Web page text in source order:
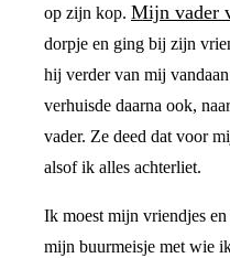
op zijn kop. Mijn vader
dorpje en ging bij zijn
hij verder van mij
verhuisde daarna ook,
vader. Ze deed dat voor
alsof ik alles achterliet.
Ik moest mijn vriendjes
mijn buurmeisje met wie